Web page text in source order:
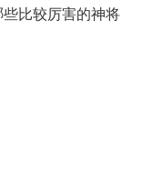
比较厉害的神将